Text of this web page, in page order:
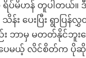
မိဟန် တူပါတယ်။ ဒီ
၁၀ သိန်း ပေးပြီ
ဘာမှ မတတ်နိုင်ဘူ
ပေမယ့် လိင်စိတ်က